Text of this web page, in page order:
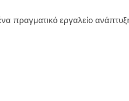
πραγματικό εργαλείο